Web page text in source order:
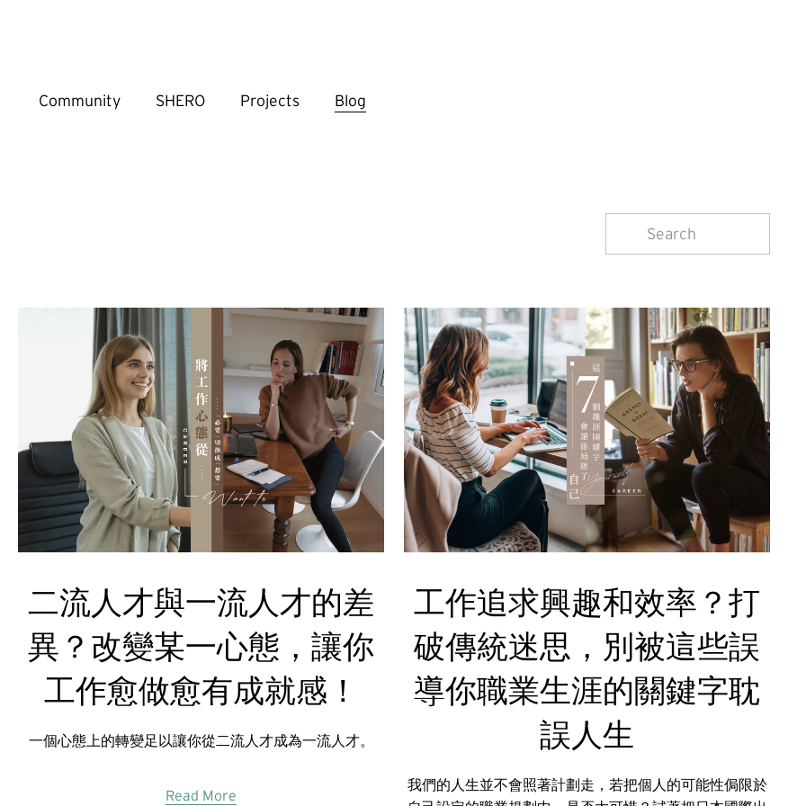
Community SHERO Projects Blog
二流人才與一流人才的差
異？改變某一心態，讓你
工作愈做愈有成就感！
一個心態上的轉變足以讓你從二流人才成為一流人才。
Read More
工作追求興趣和效率？打
破傳統迷思，別被這些誤
導你職業生涯的關鍵字耽
誤人生
我們的人生並不會照著計劃走，若把個人的可能性侷限於